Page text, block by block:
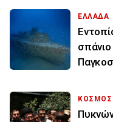
ΕΛΛΑΔΑ
σπάνιο
ΚΟΣΜΟΣ